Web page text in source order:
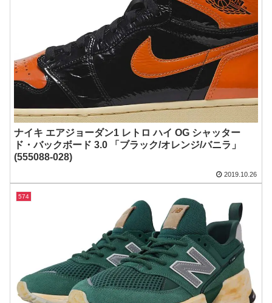
ナイキ エアジョーダン1 レトロ ハイ OG シャッター
ド・バックボード 3.0 「ブラック/オレンジ/バニラ」
(555088-028)
2019.10.26
574